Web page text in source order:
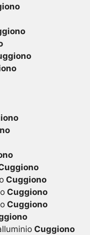
Cuggiono
Cuggiono
Cuggiono
Cuggiono